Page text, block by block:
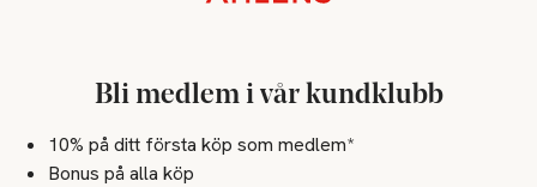
Bli medlem i vår kundklubb
10% på ditt första köp som medlem*
Bonus på alla köp